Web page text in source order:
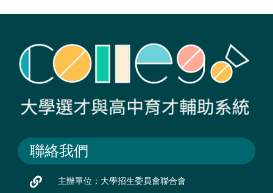
聯絡我們
主辦單位：大學招生委員會聯合會